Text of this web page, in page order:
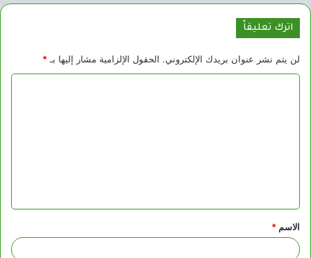
اترك تعليقاً
لن يتم نشر عنوان بريدك الإلكتروني. الحقول الإلزامية مشار إليها بـ *
ق
*
الاسم *